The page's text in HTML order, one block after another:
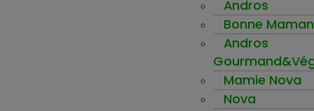
Andros
Bonne Maman
Andros
Mamie Nova
Nova